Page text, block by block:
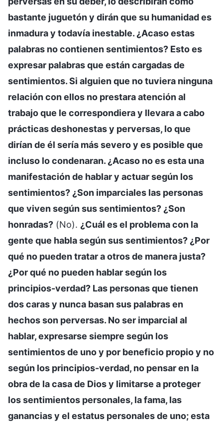
bastante juguetón y dirán que su humanidad es
inmadura y todavía inestable. ¿Acaso estas
palabras no contienen sentimientos? Esto es
expresar palabras que están cargadas de
sentimientos. Si alguien que no tuviera ninguna
relación con ellos no prestara atención al
trabajo que le correspondiera y llevara a cabo
prácticas deshonestas y perversas, lo que
dirían de él sería más severo y es posible que
incluso lo condenaran. ¿Acaso no es esta una
manifestación de hablar y actuar según los
sentimientos? ¿Son imparciales las personas
que viven según sus sentimientos? ¿Son
honradas? (No). ¿Cuál es el problema con la
gente que habla según sus sentimientos? ¿Por
qué no pueden tratar a otros de manera justa?
¿Por qué no pueden hablar según los
principios-verdad? Las personas que tienen
dos caras y nunca basan sus palabras en
hechos son perversas. No ser imparcial al
hablar, expresarse siempre según los
sentimientos de uno y por beneficio propio y no
según los principios-verdad, no pensar en la
obra de la casa de Dios y limitarse a proteger
los sentimientos personales, la fama, las
ganancias y el estatus personales de uno; esta